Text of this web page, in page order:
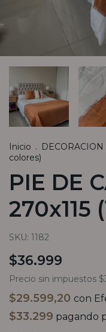
Inicio . DECORACION
colores)
PIE DE
270x115
SKU: 1182
$36.999
Precio sin impuestos
$29.599,20 con
$33.299 pagando